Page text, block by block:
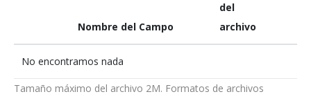
Nombre del Campo
del
archivo
No encontramos nada
Tamaño máximo del archivo 2M. Formatos de archivos